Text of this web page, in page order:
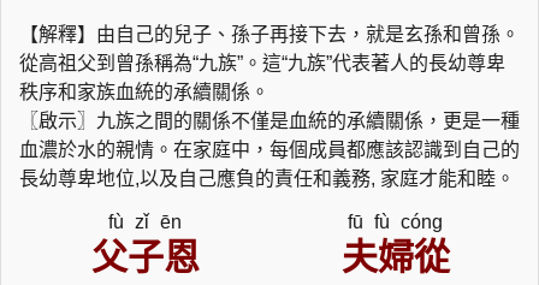
【解釋】由自己的兒子、孫子再接下去，就是玄孫和曾孫。
從高祖父到曾孫稱為“九族”。這“九族”代表著人的長幼尊卑
秩序和家族血統的承續關係。
〖啟示〗九族之間的關係不僅是血統的承續關係，更是一種
血濃於水的親情。在家庭中，每個成員都應該認識到自己的
長幼尊卑地位,以及自己應負的責任和義務, 家庭才能和睦。
fù zǐ ēn fū fù cóng
父子恩 夫婦從